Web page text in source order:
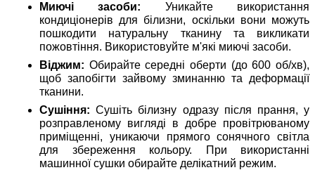
Миючі засоби: Уникайте використання
кондиціонерів для білизни, оскільки вони можуть
пошкодити натуральну тканину та викликати
пожовтіння. Використовуйте м'які миючі засоби.
Віджим: Обирайте середні оберти (до 600 об/хв),
щоб запобігти зайвому зминанню та деформації
тканини.
Сушіння: Сушіть білизну одразу після прання, у
розправленому вигляді в добре провітрюваному
приміщенні, уникаючи прямого сонячного світла
для збереження кольору. При використанні
машинної сушки обирайте делікатний режим.